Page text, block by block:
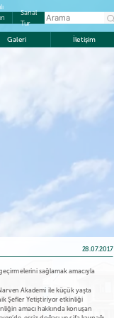
Sanal
Tur
Galeri İletişim
28.07.2017
sağlamak amacıyla
Akademi ile küçük yaşta
Şefler Yetiştiriyor etkinliği
amacı hakkında konuşan